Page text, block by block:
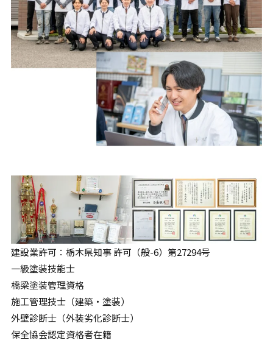
建設業許可：栃木県知事 許可（般-6）第27294号
一級塗装技能士
橋梁塗装管理資格
施工管理技士（建築・塗装）
外壁診断士（外装劣化診断士）
保全協会認定資格者在籍